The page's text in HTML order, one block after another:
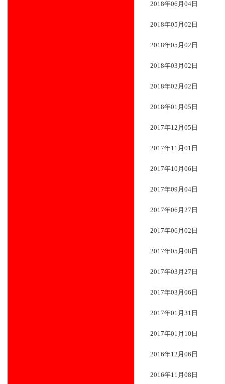
2018年06月04日
2018年05月02日
2018年05月02日
2018年03月02日
2018年02月02日
2018年01月05日
2017年12月05日
2017年11月01日
2017年10月06日
2017年09月04日
2017年06月27日
2017年06月02日
2017年05月08日
2017年03月27日
2017年03月06日
2017年01月31日
2017年01月10日
2016年12月06日
2016年11月08日